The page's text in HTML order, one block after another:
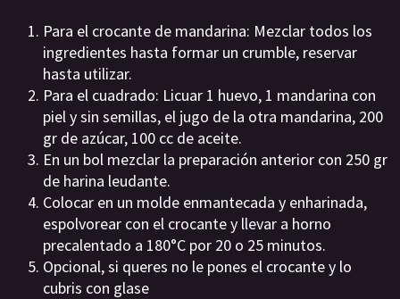
Para el crocante de mandarina: Mezclar todos los
ingredientes hasta formar un crumble, reservar
hasta utilizar.
Para el cuadrado: Licuar 1 huevo, 1 mandarina con
piel y sin semillas, el jugo de la otra mandarina, 200
gr de azúcar, 100 cc de aceite.
En un bol mezclar la preparación anterior con 250 gr
de harina leudante.
Colocar en un molde enmantecada y enharinada,
espolvorear con el crocante y llevar a horno
precalentado a 180°C por 20 o 25 minutos.
Opcional, si queres no le pones el crocante y lo
cubris con glase